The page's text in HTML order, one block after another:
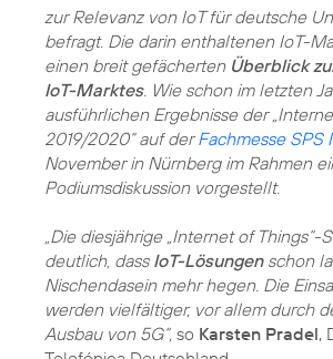
zur Relevanz von IoT für deutsche
befragt. Die darin enthaltenen IoT-
einen breit gefächerten Überblick
IoT-Marktes. Wie schon im letzten
ausführlichen Ergebnisse der
2019/2020“ auf derFachmesse SPS
November in Nürnberg im Rahmen
Podiumsdiskussion vorgestellt.
„Die diesjährige „Internet of Things“-
deutlich, dass IoT-Lösungenschon
Nischendasein mehr hegen. Die
werden vielfältiger, vor allem durch
Ausbau von 5G“, so Karsten Pradel,